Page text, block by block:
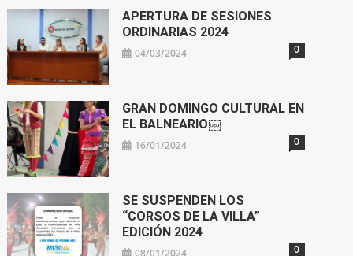
APERTURA DE SESIONES
ORDINARIAS 2024
04/03/2024 0
GRAN DOMINGO CULTURAL EN
EL BALNEARIO￼
16/01/2024 0
SE SUSPENDEN LOS
“CORSOS DE LA VILLA”
EDICIÓN 2024
08/01/2024 0